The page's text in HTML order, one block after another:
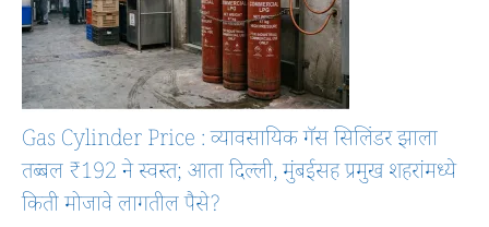
Gas Cylinder Price : व्यावसायिक गॅस सिलिंडर झाला
तब्बल ₹192 ने स्वस्त; आता दिल्ली, मुंबईसह प्रमुख शहरांमध्ये
किती मोजावे लागतील पैसे?